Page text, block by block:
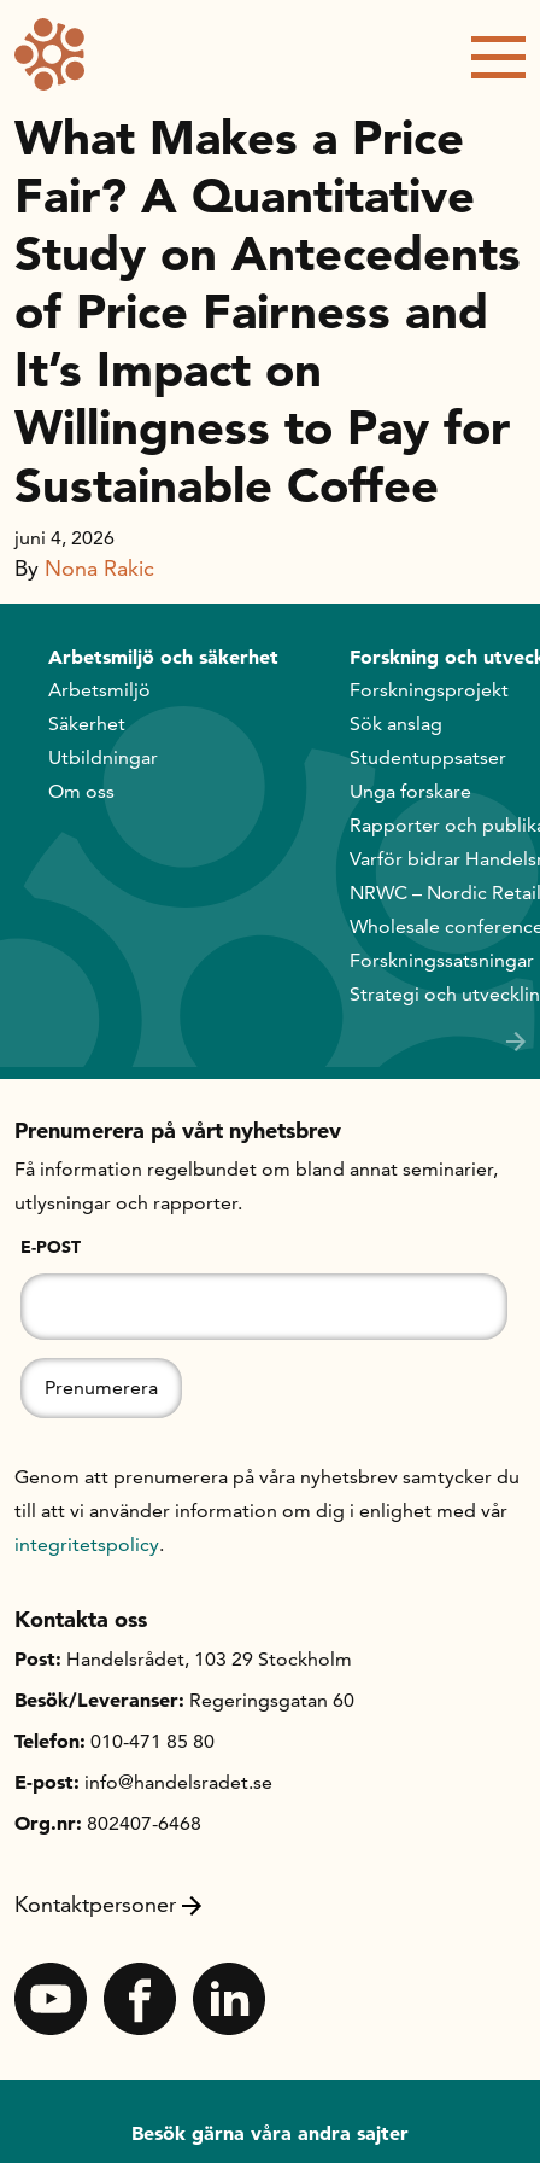
Forskning och utveckling
Forskningsprojekt
Rapporter och publikationer
NRWC – Nordic Retail and Wholesale
Strategi och utveckling
Inspel till forsknings- och
Initiativ för att stärka handeln – En
strategisk forskningsagenda
Sök anslag
Forskningsprojekt
Postdoc-stöd
Handelns studentuppsatspris
Unga forskare
Varför bidrar Handelsrådet?
Forskningssatsningar
Kompetens och omställning
Handelns ekonomiska råd
Kalender
Handelsrådet Play
Om oss
In English
What Makes a Price
Fair? A Quantitative
Study on Antecedents
of Price Fairness and
It’s Impact on
Willingness to Pay for
Sustainable Coffee
juni 4, 2026
By Nona Rakic
Arbetsmiljö och säkerhet
Arbetsmiljö
Säkerhet
Utbildningar
Om oss
Forskning och
Forskningsprojekt
Sök anslag
Studentuppsatser
Unga forskare
Rapporter och
Varför bidrar
NRWC – Nordic
Wholesale
Forskningssatsningar
Strategi och
Prenumerera på vårt nyhetsbrev
Få information regelbundet om bland annat seminarier,
utlysningar och rapporter.
E-POST
Genom att prenumerera på våra nyhetsbrev samtycker du
till att vi använder information om dig i enlighet med vår
integritetspolicy.
Kontakta oss
Post: Handelsrådet, 103 29 Stockholm
Besök/Leveranser: Regeringsgatan 60
Telefon: 010-471 85 80
E-post: info@handelsradet.se
Org.nr: 802407-6468
Kontaktpersoner
Besök gärna våra andra sajter